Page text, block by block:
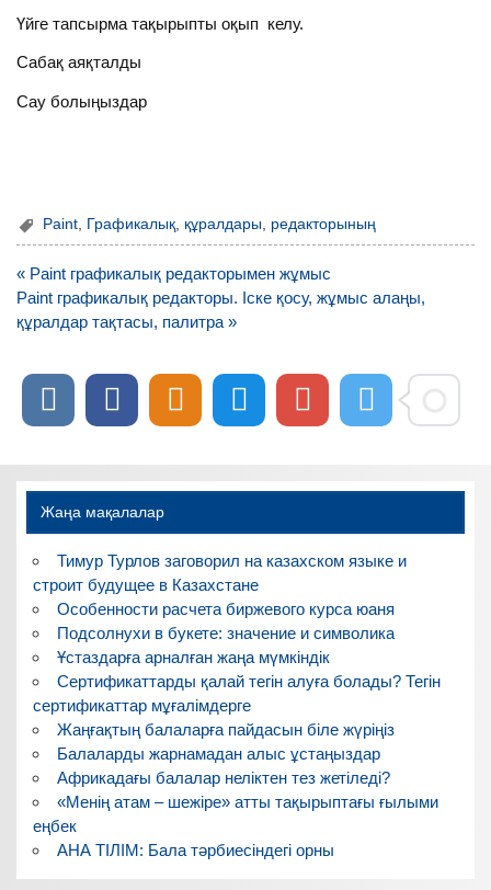
Үйге тапсырма тақырыпты оқып келу.
Сабақ аяқталды
Сау болыңыздар
Paint, Графикалық, құралдары, редакторының
Навигация
по
записям
« Paint графикалық редакторымен жұмыс
Paint графикалық редакторы. Іске қосу, жұмыс алаңы,
құралдар тақтасы, палитра »
Жаңа мақалалар
Тимур Турлов заговорил на казахском языке и
строит будущее в Казахстане
Особенности расчета биржевого курса юаня
Подсолнухи в букете: значение и символика
Ұстаздарға арналған жаңа мүмкіндік
Сертификаттарды қалай тегін алуға болады? Тегін
сертификаттар мұғалімдерге
Жаңғақтың балаларға пайдасын біле жүріңіз
Балаларды жарнамадан алыс ұстаңыздар
Африкадағы балалар неліктен тез жетіледі?
«Менің атам – шежіре» атты тақырыптағы ғылыми
еңбек
АНА ТІЛІМ: Бала тәрбиесіндегі орны